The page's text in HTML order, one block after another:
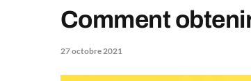
Comment
27 octobre 2021